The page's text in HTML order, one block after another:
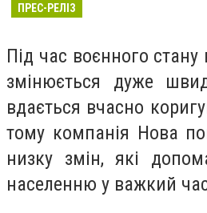
ПРЕС-РЕЛІЗ
Під час воєнного стану
змінюється дуже
вдається вчасно
тому компанія Нова
низку змін, які
населенню у важкий